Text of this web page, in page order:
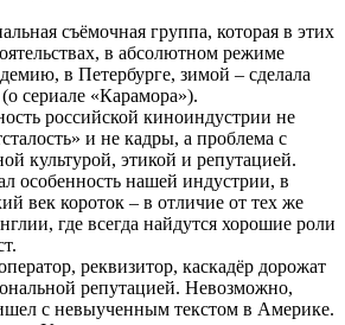
съёмочная группа, которая в этих
в абсолютном режиме
в Петербурге, зимой – сделала
сериале «Карамора»).
российской киноиндустрии не
и не кадры, а проблема с
культурой, этикой и репутацией.
особенность нашей индустрии, в
век короток – в отличие от тех же
где всегда найдутся хорошие роли
реквизитор, каскадёр дорожат
репутацией. Невозможно,
с невыученным текстом в Америке.